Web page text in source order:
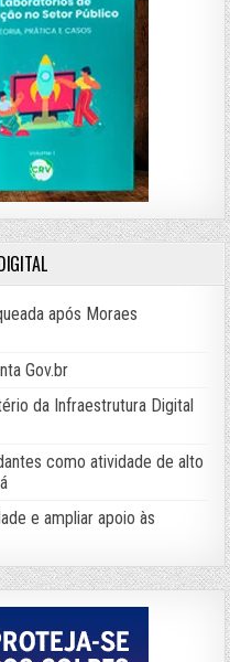
após Moraes
Gov.br
da Infraestrutura Digital
como atividade de alto
e ampliar apoio às